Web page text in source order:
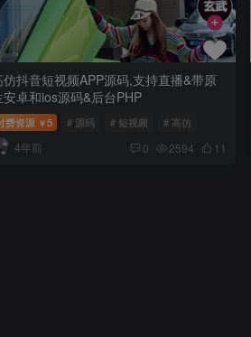
仿抖音短视频APP源码,支持直播&带原
安卓和ios源码&后台PHP
费资源 ￥5 # 源码 # 短视频 # 高仿
4年前 0 2594 11